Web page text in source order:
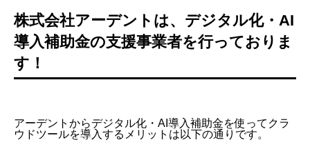
株式会社アーデントは、デジタル化・AI
導入補助金の支援事業者を行っておりま
す！
アーデントからデジタル化・AI導入補助金を使ってクラ
ウドツールを導入するメリットは以下の通りです。